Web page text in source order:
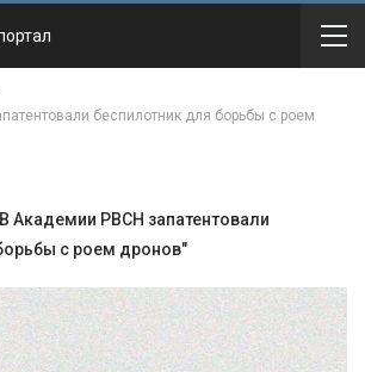
беспилотник для борьбы с роем
Академии РВСН запатентовали
с роем дронов"